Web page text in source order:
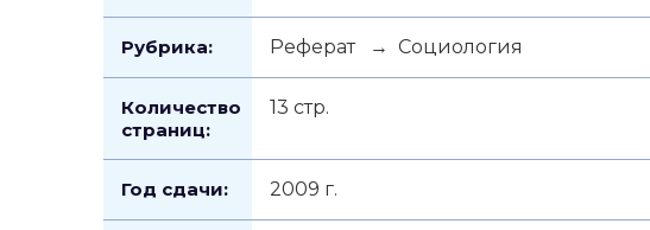
Рубрика: Реферат → Социология
Количество
страниц:
13 стр.
Год сдачи: 2009 г.